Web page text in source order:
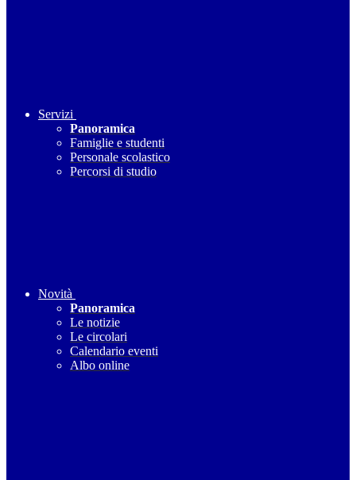
Servizi
Panoramica
Famiglie e studenti
Personale scolastico
Percorsi di studio
Novità
Panoramica
Le notizie
Le circolari
Calendario eventi
Albo online